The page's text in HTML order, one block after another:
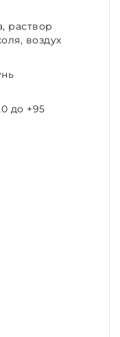
раствор
воздух
до +95